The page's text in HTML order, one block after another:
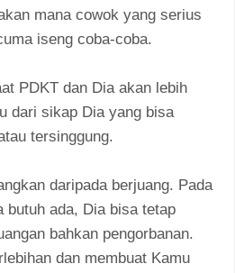
mana cowok yang serius
iseng coba-coba.
PDKT dan Dia akan lebih
dari sikap Dia yang bisa
tersinggung.
daripada berjuang. Pada
butuh ada, Dia bisa tetap
bahkan pengorbanan.
dan membuat Kamu